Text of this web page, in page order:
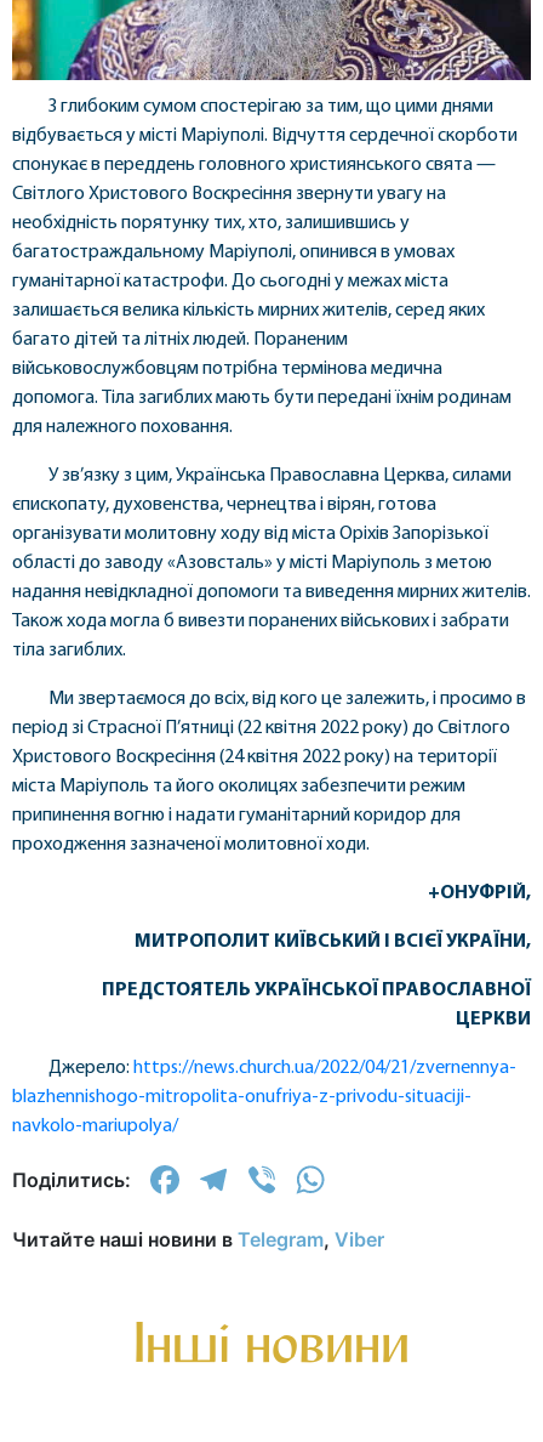
З глибоким сумом спостерігаю за тим, що цими днями
відбувається у місті Маріуполі. Відчуття сердечної скорботи
спонукає в переддень головного християнського свята —
Світлого Христового Воскресіння звернути увагу на
необхідність порятунку тих, хто, залишившись у
багатостраждальному Маріуполі, опинився в умовах
гуманітарної катастрофи. До сьогодні у межах міста
залишається велика кількість мирних жителів, серед яких
багато дітей та літніх людей. Пораненим
військовослужбовцям потрібна термінова медична
допомога. Тіла загиблих мають бути передані їхнім родинам
для належного поховання.
У зв’язку з цим, Українська Православна Церква, силами
єпископату, духовенства, чернецтва і вірян, готова
організувати молитовну ходу від міста Оріхів Запорізької
області до заводу «Азовсталь» у місті Маріуполь з метою
надання невідкладної допомоги та виведення мирних жителів.
Також хода могла б вивезти поранених військових і забрати
тіла загиблих.
Ми звертаємося до всіх, від кого це залежить, і просимо в
період зі Страсної П’ятниці (22 квітня 2022 року) до Світлого
Христового Воскресіння (24 квітня 2022 року) на території
міста Маріуполь та його околицях забезпечити режим
припинення вогню і надати гуманітарний коридор для
проходження зазначеної молитовної ходи.
+ОНУФРІЙ,
МИТРОПОЛИТ КИЇВСЬКИЙ І ВСІЄЇ УКРАЇНИ,
ПРЕДСТОЯТЕЛЬ УКРАЇНСЬКОЇ ПРАВОСЛАВНОЇ
ЦЕРКВИ
Джерело: https://news.church.ua/2022/04/21/zvernennya-
blazhennishogo-mitropolita-onufriya-z-privodu-situaciji-
navkolo-mariupolya/
Поділитись: Facebook
Telegram
Viber
Читайте наші новини в Telegram, Viber
Інші новини